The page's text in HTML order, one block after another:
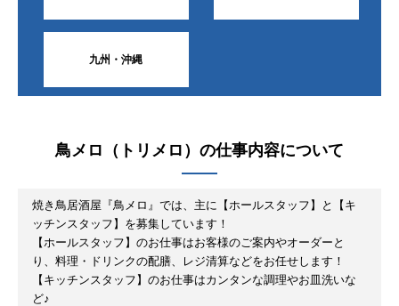
九州・沖縄
鳥メロ（トリメロ） の仕事内容について
焼き鳥居酒屋『鳥メロ』では、主に【ホールスタッフ】と【キ
ッチンスタッフ】を募集しています！
【ホールスタッフ】のお仕事はお客様のご案内やオーダーと
り、料理・ドリンクの配膳、レジ清算などをお任せします！
【キッチンスタッフ】のお仕事はカンタンな調理やお皿洗いな
ど♪